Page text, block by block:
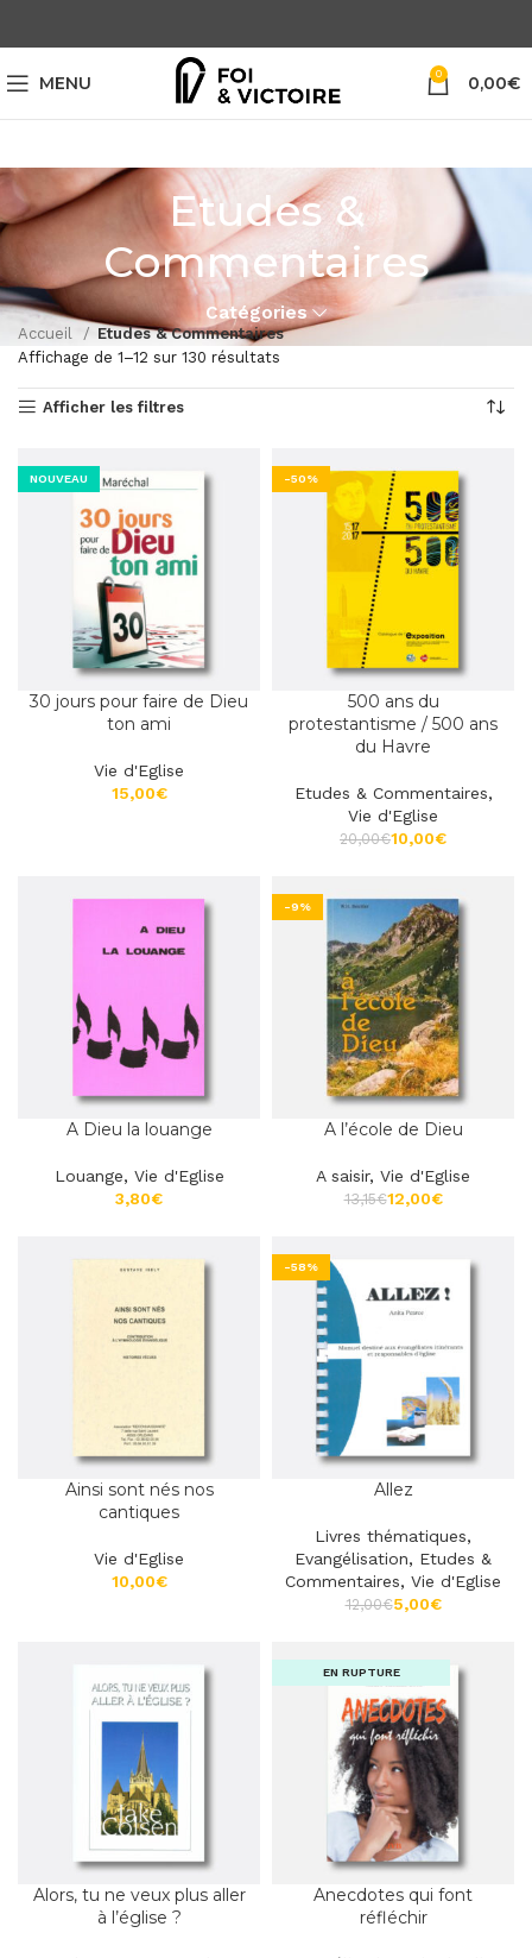
MENU 0 0,00€
Etudes &
Commentaires
Catégories
Accueil
Etudes & Commentaires
Affichage de 1–12 sur 130 résultats
Afficher les filtres
NOUVEAU
30 jours pour faire de Dieu
ton ami
Vie d'Eglise
€
-50%
500 ans du
protestantisme / 500 ans
du Havre
Etudes & Commentaires,
Vie d'Eglise
20,00€10,00€
A Dieu la louange
Louange, Vie d'Eglise
€
-9%
A l’école de Dieu
A saisir, Vie d'Eglise
13,15€12,00€
Ainsi sont nés nos
cantiques
Vie d'Eglise
€
-58%
Allez
Livres thématiques,
Evangélisation, Etudes &
Commentaires, Vie d'Eglise
12,00€5,00€
Alors, tu ne veux plus aller
à l’église ?
EN RUPTURE
Anecdotes qui font
réfléchir